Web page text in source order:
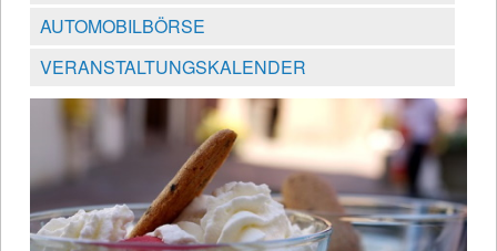
AUTOMOBILBÖRSE
VERANSTALTUNGSKALENDER